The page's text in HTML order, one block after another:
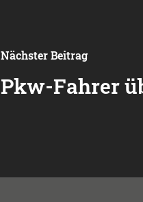
Nächster Beitrag
Pkw-Fahrer